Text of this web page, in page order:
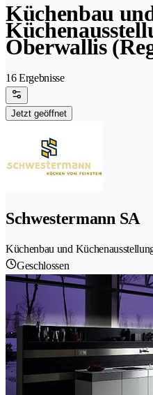
Küchenbau
Oberwallis
16 Ergebnisse
Jetzt geöffnet
Schwestermann SA
Küchenbau und
Geschlossen